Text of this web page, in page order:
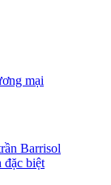
mại
Barrisol
đặc biệt